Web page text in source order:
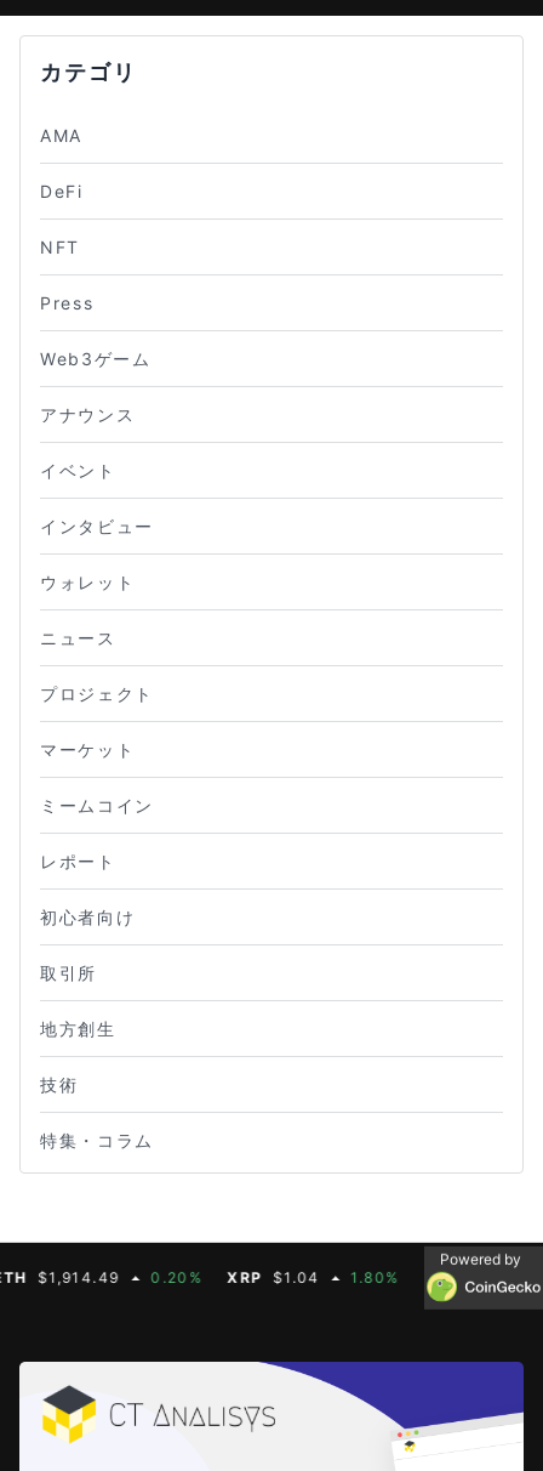
カテゴリ
AMA
DeFi
NFT
Press
Web3ゲーム
アナウンス
イベント
インタビュー
ウォレット
ニュース
プロジェクト
マーケット
ミームコイン
レポート
初心者向け
取引所
地方創生
技術
特集・コラム
0.20% XRP $1.04 1.80% BNB $603.21
Powered by